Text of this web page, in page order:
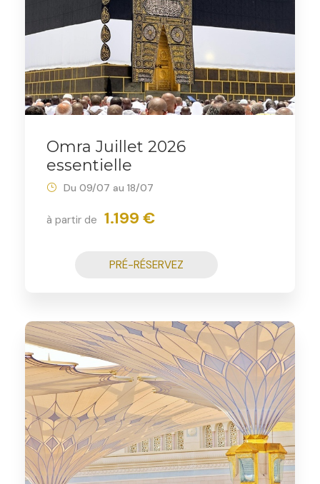
Omra Juillet 2026
essentielle
à partir de 1.199 €
Du 09/07 au 18/07
PRÉ-RÉSERVEZ